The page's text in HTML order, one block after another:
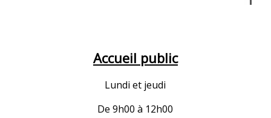
Accueil public
Lundi et jeudi
De 9h00 à 12h00